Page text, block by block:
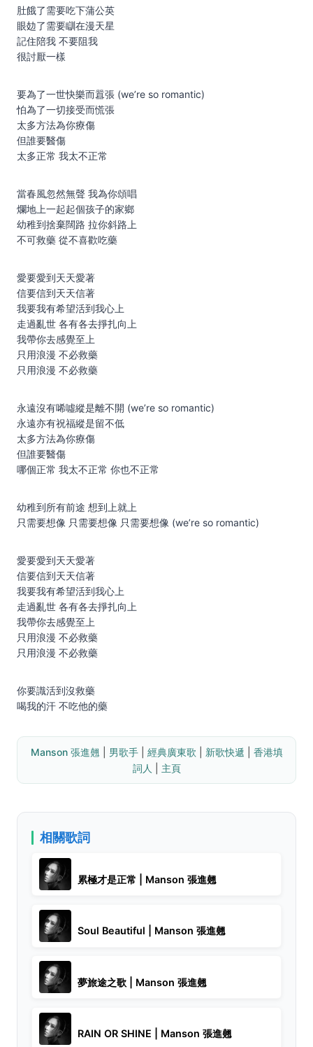
肚餓了需要吃下蒲公英
眼攰了需要瞓在漫天星
記住陪我 不要阻我
很討厭一樣
要為了一世快樂而囂張 (we’re so romantic)
怕為了一切接受而慌張
太多方法為你療傷
但誰要醫傷
太多正常 我太不正常
當春風忽然無聲 我為你頌唱
爛地上一起起個孩子的家鄉
幼稚到捨棄闊路 拉你斜路上
不可救藥 從不喜歡吃藥
愛要愛到天天愛著
信要信到天天信著
我要我有希望活到我心上
走過亂世 各有各去掙扎向上
我帶你去感覺至上
只用浪漫 不必救藥
只用浪漫 不必救藥
永遠沒有唏噓縱是離不開 (we’re so romantic)
永遠亦有祝福縱是留不低
太多方法為你療傷
但誰要醫傷
哪個正常 我太不正常 你也不正常
幼稚到所有前途 想到上就上
只需要想像 只需要想像 只需要想像 (we’re so romantic)
愛要愛到天天愛著
信要信到天天信著
我要我有希望活到我心上
走過亂世 各有各去掙扎向上
我帶你去感覺至上
只用浪漫 不必救藥
只用浪漫 不必救藥
你要識活到沒救藥
喝我的汗 不吃他的藥
Manson 張進翹 男歌手 | 經典廣東歌 新歌快遞
香港填
詞人
主頁
相關歌詞
累極才是正常 | Manson 張進翹
Soul Beautiful | Manson 張進翹
夢旅途之歌 | Manson 張進翹
RAIN OR SHINE | Manson 張進翹